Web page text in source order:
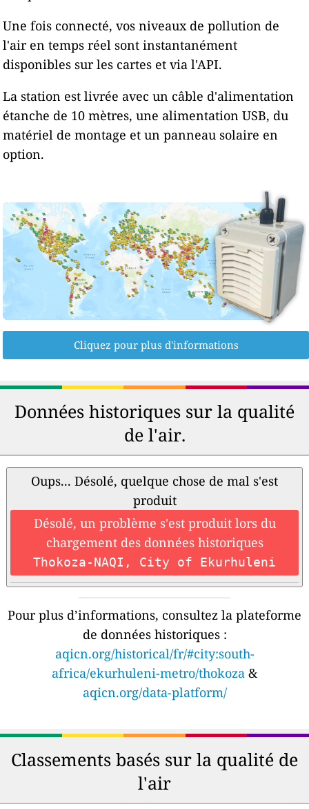
Une fois connecté, vos niveaux de pollution de
l'air en temps réel sont instantanément
disponibles sur les cartes et via l'API.
La station est livrée avec un câble d'alimentation
étanche de 10 mètres, une alimentation USB, du
matériel de montage et un panneau solaire en
option.
Cliquez pour plus d'informations
Données historiques sur la qualité
de l'air.
Oups... Désolé, quelque chose de mal s'est
produit
Désolé, un problème s'est produit lors du
chargement des données historiques
Thokoza-NAQI, City of Ekurhuleni
Pour plus d’informations, consultez la plateforme
de données historiques :
aqicn.org/historical/fr/#city:south-
africa/ekurhuleni-metro/thokoza &
aqicn.org/data-platform/
Classements basés sur la qualité de
l'air